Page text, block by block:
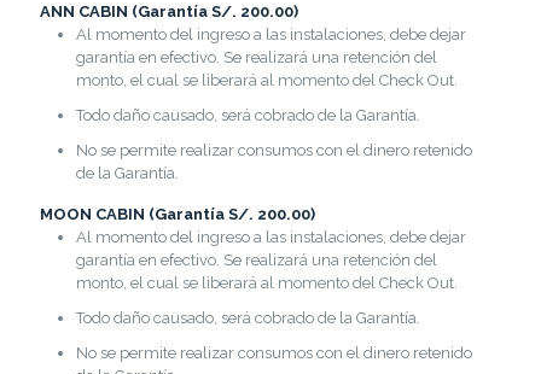
ANN CABIN (Garantía S/. 200.00)
Al momento del ingreso a las instalaciones, debe dejar
garantía en efectivo. Se realizará una retención del
monto, el cual se liberará al momento del Check Out.
Todo daño causado, será cobrado de la Garantía.
No se permite realizar consumos con el dinero retenido
de la Garantía.
MOON CABIN (Garantía S/. 200.00)
Al momento del ingreso a las instalaciones, debe dejar
garantía en efectivo. Se realizará una retención del
monto, el cual se liberará al momento del Check Out.
Todo daño causado, será cobrado de la Garantía.
No se permite realizar consumos con el dinero retenido